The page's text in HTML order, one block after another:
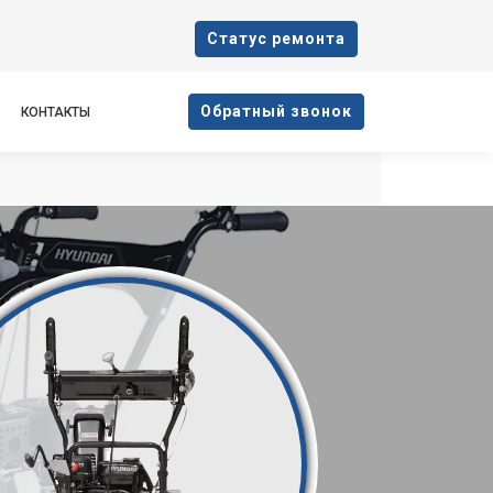
Cтатус ремонта
КОНТАКТЫ Oбратный звонок